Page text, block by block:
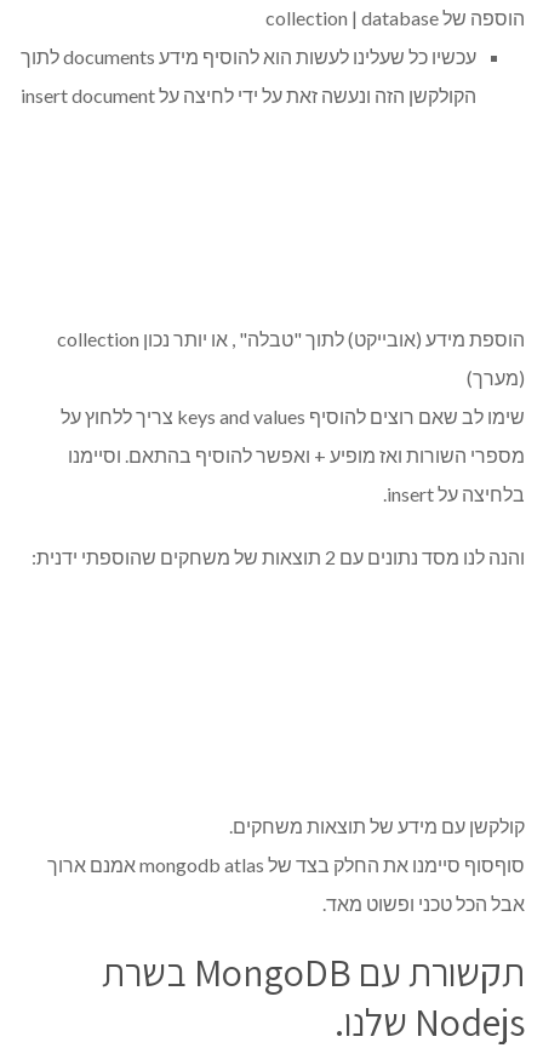
הוספה של collection | database
עכשיו כל שעלינו לעשות הוא להוסיף מידע documents לתוך
הקולקשן הזה ונעשה זאת על ידי לחיצה על insert document
הוספת מידע (אובייקט) לתוך "טבלה" , או יותר נכון collection
(מערך)
שימו לב שאם רוצים להוסיף keys and values צריך ללחוץ על
מספרי השורות ואז מופיע + ואפשר להוסיף בהתאם. וסיימנו
בלחיצה על insert.
והנה לנו מסד נתונים עם 2 תוצאות של משחקים שהוספתי ידנית:
קולקשן עם מידע של תוצאות משחקים.
סוףסוף סיימנו את החלק בצד של mongodb atlas אמנם ארוך
אבל הכל טכני ופשוט מאד.
תקשורת עם MongoDB בשרת
Nodejs שלנו.